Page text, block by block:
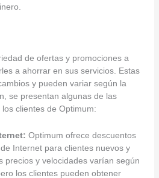
de ofertas y promociones a
a ahorrar en sus servicios. Estas
y pueden variar según la
se presentan algunas de las
clientes de Optimum:
Optimum ofrece descuentos
Internet para clientes nuevos y
precios y velocidades varían según
los clientes pueden obtener